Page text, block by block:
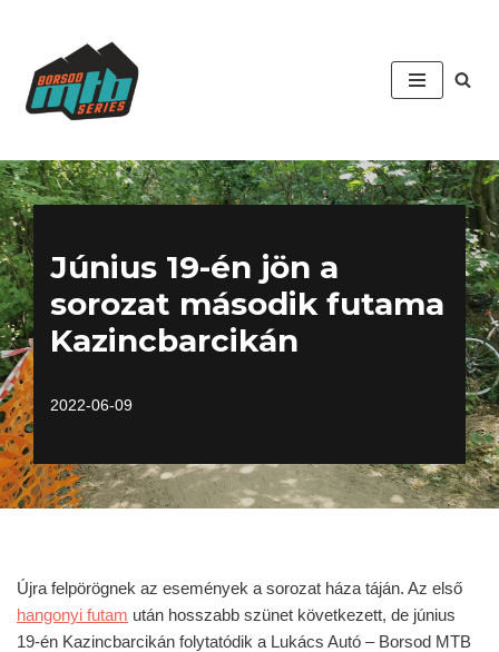
Skip
to
content
Június 19-én jön a
sorozat második futama
Kazincbarcikán
2022-06-09
Újra felpörögnek az események a sorozat háza táján. Az első
hangonyi futam után hosszabb szünet következett, de június
19-én Kazincbarcikán folytatódik a Lukács Autó – Borsod MTB